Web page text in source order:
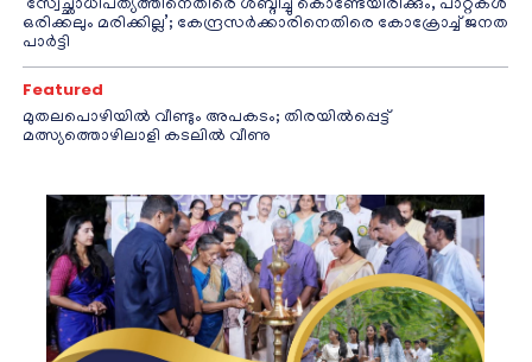
‘സ്വേച്ഛാധിപത്യത്തിനെതിരെ ശബ്ദിച്ചു കൊണ്ടേയിരിക്കും, പാറ്റകൾ
ഒരിക്കലും മരിക്കില്ല’; കേന്ദ്രസർക്കാരിനെതിരെ കോക്രോച്ച് ജനത
പാർട്ടി
Featured
മുതലപൊഴിയിൽ വീണ്ടും അപകടം; തിരയിൽപ്പെട്ട്
മത്സ്യത്തൊഴിലാളി കടലിൽ വീണു